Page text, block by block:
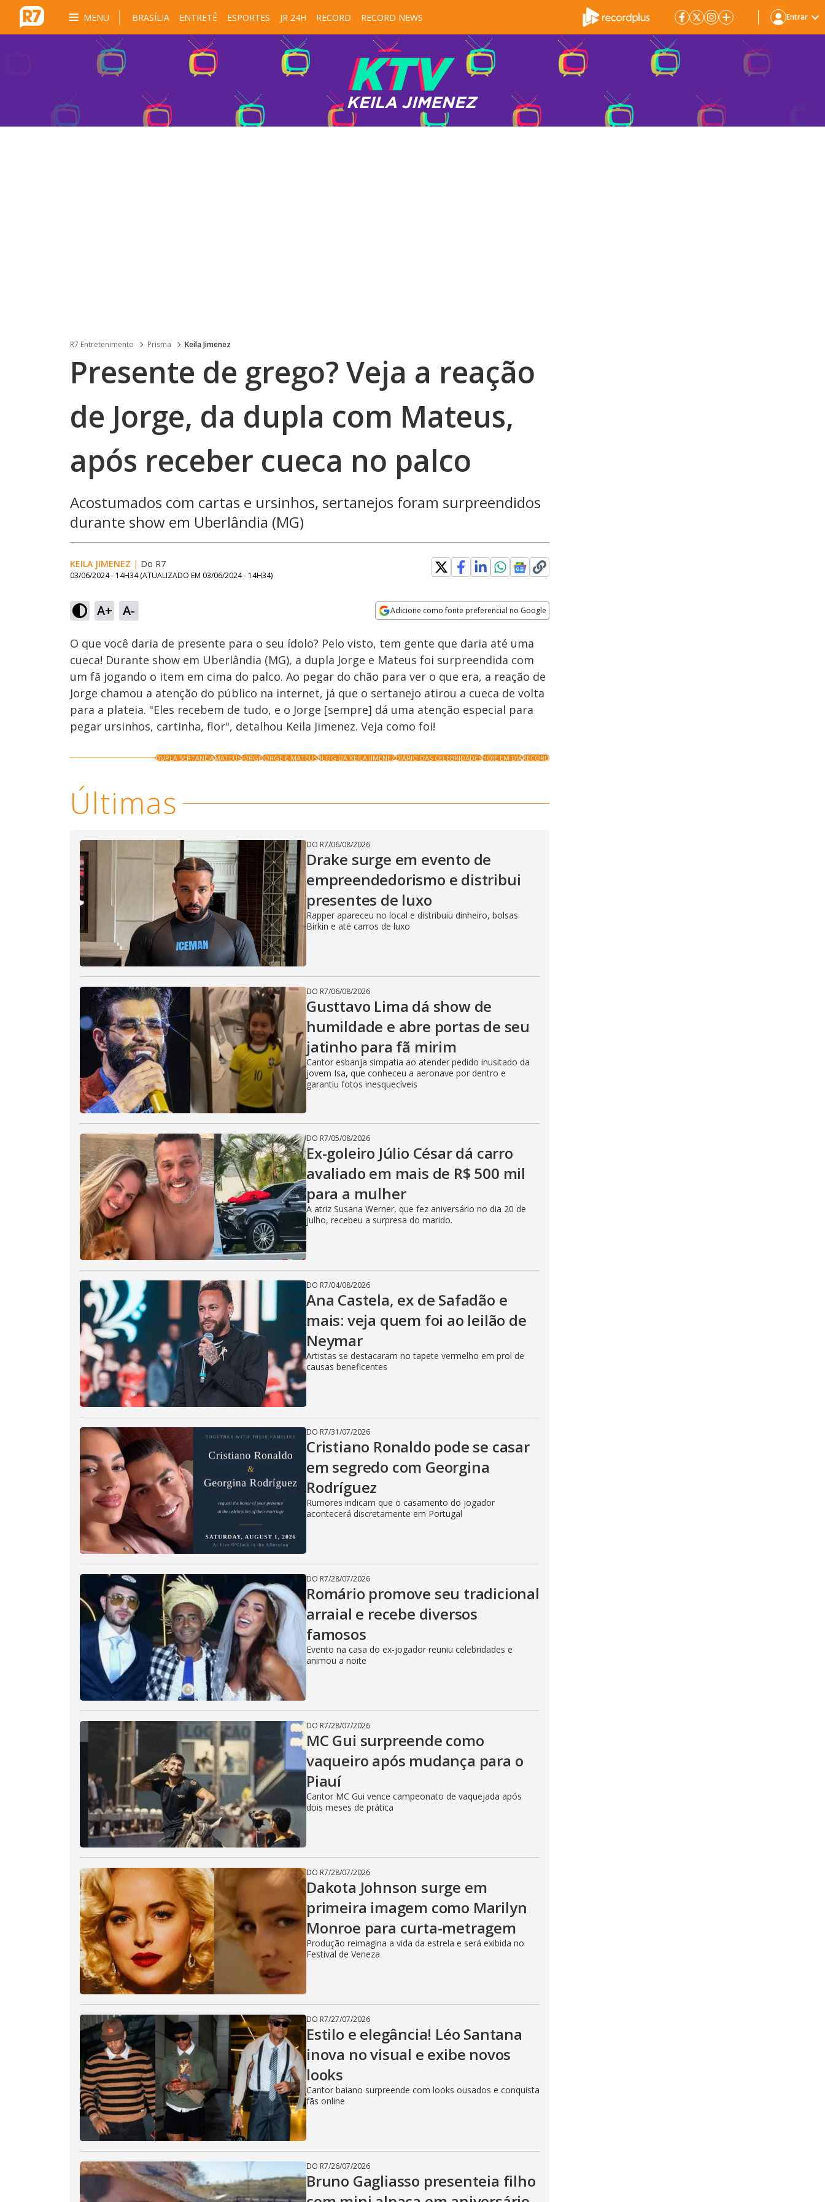
MENU BRASÍLIA ENTRETÊ ESPORTES JR 24H RECORD RECORD NEWS Entrar
R7 Entretenimento Prisma Keila Jimenez
Presente de grego? Veja a reação
de Jorge, da dupla com Mateus,
após receber cueca no palco
Acostumados com cartas e ursinhos, sertanejos foram surpreendidos
durante show em Uberlândia (MG)
KEILA JIMENEZ | Do R7
03/06/2024 - 14H34 (ATUALIZADO EM 03/06/2024 - 14H34)
A+ A- Adicione como fonte preferencial no Google
Ativar
Som
Velocidade
O que você daria de presente para o seu ídolo? Pelo visto, tem gente que daria até uma
cueca! Durante show em Uberlândia (MG), a dupla Jorge e Mateus foi surpreendida com
um fã jogando o item em cima do palco. Ao pegar do chão para ver o que era, a reação de
Jorge chamou a atenção do público na internet, já que o sertanejo atirou a cueca de volta
para a plateia. "Eles recebem de tudo, e o Jorge [sempre] dá uma atenção especial para
pegar ursinhos, cartinha, flor", detalhou Keila Jimenez. Veja como foi!
DUPLA SERTANEJAMATEUSJORGEJORGE E MATEUSBLOG DA KEILA JIMENEZDIÁRIO DAS CELEBRIDADESHOJE EM DIARECORD
Últimas
DO R7/06/08/2026
Drake surge em evento de
empreendedorismo e distribui
presentes de luxo
Rapper apareceu no local e distribuiu dinheiro, bolsas
Birkin e até carros de luxo
DO R7/06/08/2026
Gusttavo Lima dá show de
humildade e abre portas de seu
jatinho para fã mirim
Cantor esbanja simpatia ao atender pedido inusitado da
jovem Isa, que conheceu a aeronave por dentro e
garantiu fotos inesquecíveis
DO R7/05/08/2026
Ex-goleiro Júlio César dá carro
avaliado em mais de R$ 500 mil
para a mulher
A atriz Susana Werner, que fez aniversário no dia 20 de
julho, recebeu a surpresa do marido.
DO R7/04/08/2026
Ana Castela, ex de Safadão e
mais: veja quem foi ao leilão de
Neymar
Artistas se destacaram no tapete vermelho em prol de
causas beneficentes
DO R7/31/07/2026
Cristiano Ronaldo pode se casar
em segredo com Georgina
Rodríguez
Rumores indicam que o casamento do jogador
acontecerá discretamente em Portugal
DO R7/28/07/2026
Romário promove seu tradicional
arraial e recebe diversos
famosos
Evento na casa do ex-jogador reuniu celebridades e
animou a noite
DO R7/28/07/2026
MC Gui surpreende como
vaqueiro após mudança para o
Piauí
Cantor MC Gui vence campeonato de vaquejada após
dois meses de prática
DO R7/28/07/2026
Dakota Johnson surge em
primeira imagem como Marilyn
Monroe para curta-metragem
Produção reimagina a vida da estrela e será exibida no
Festival de Veneza
DO R7/27/07/2026
Estilo e elegância! Léo Santana
inova no visual e exibe novos
looks
Cantor baiano surpreende com looks ousados e conquista
fãs online
DO R7/26/07/2026
Bruno Gagliasso presenteia filho